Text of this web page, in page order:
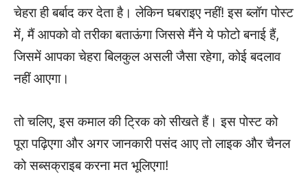
चेहरा ही बर्बाद कर देता है। लेकिन घबराइए नहीं! इस ब्लॉग पोस्ट
में, मैं आपको वो तरीका बताऊंगा जिससे मैंने ये फोटो बनाई हैं,
जिसमें आपका चेहरा बिलकुल असली जैसा रहेगा, कोई बदलाव
नहीं आएगा।
तो चलिए, इस कमाल की ट्रिक को सीखते हैं। इस पोस्ट को
पूरा पढ़िएगा और अगर जानकारी पसंद आए तो लाइक और चैनल
को सब्सक्राइब करना मत भूलिएगा!